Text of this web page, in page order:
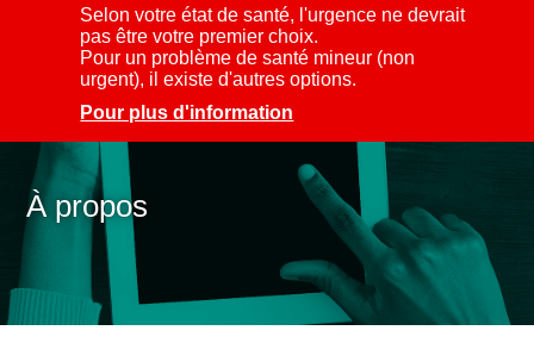
Selon votre état de santé, l'urgence ne devrait
pas être votre premier choix.
Pour un problème de santé mineur (non
urgent), il existe d'autres options.
Pour plus d'information
À propos